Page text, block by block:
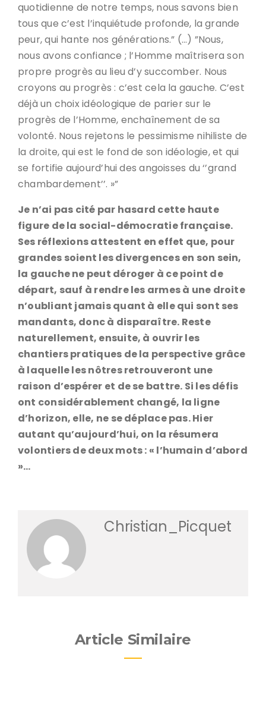
quotidienne de notre temps, nous savons bien
tous que c’est l’inquiétude profonde, la grande
peur, qui hante nos générations.” (…) ”Nous,
nous avons confiance ; l’Homme maîtrisera son
propre progrès au lieu d’y succomber. Nous
croyons au progrès : c’est cela la gauche. C’est
déjà un choix idéologique de parier sur le
progrès de l’Homme, enchaînement de sa
volonté. Nous rejetons le pessimisme nihiliste de
la droite, qui est le fond de son idéologie, et qui
se fortifie aujourd’hui des angoisses du ‘’grand
chambardement’’. »”
Je n’ai pas cité par hasard cette haute
figure de la social-démocratie française.
Ses réflexions attestent en effet que, pour
grandes soient les divergences en son sein,
la gauche ne peut déroger à ce point de
départ, sauf à rendre les armes à une droite
n’oubliant jamais quant à elle qui sont ses
mandants, donc à disparaître. Reste
naturellement, ensuite, à ouvrir les
chantiers pratiques de la perspective grâce
à laquelle les nôtres retrouveront une
raison d’espérer et de se battre. Si les défis
ont considérablement changé, la ligne
d’horizon, elle, ne se déplace pas. Hier
autant qu’aujourd’hui, on la résumera
volontiers de deux mots : « l’humain d’abord
»…
Christian_Picquet
Article Similaire